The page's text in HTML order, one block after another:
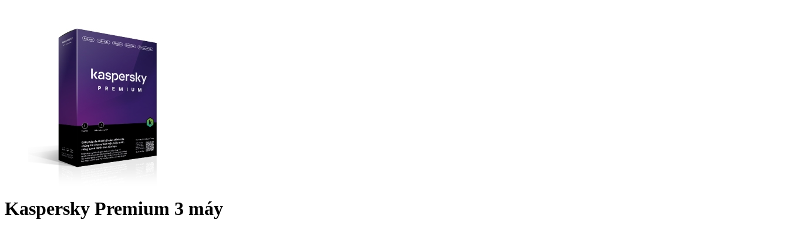
Kaspersky Premium 3 máy